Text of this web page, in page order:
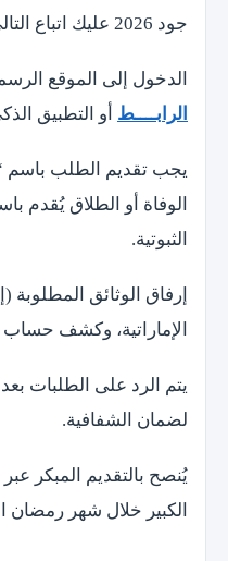
جود 2026 عليك اتباع التالي:
الدخول إلى الموقع
الرابــــط أو التطبيق
يجب تقديم الطلب باسم
الوفاة أو الطلاق يُقدم
الثبوتية.
إرفاق الوثائق المطلوبة
الإماراتية، وكشف
يتم الرد على الطلبات
لضمان الشفافية.
يُنصح بالتقديم المبكر عبر
الكبير خلال شهر رمضان